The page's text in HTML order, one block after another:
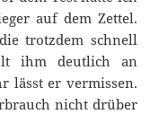
auf dem Zettel.
trotzdem schnell
ihm deutlich an
lässt er vermissen.
nicht drüber